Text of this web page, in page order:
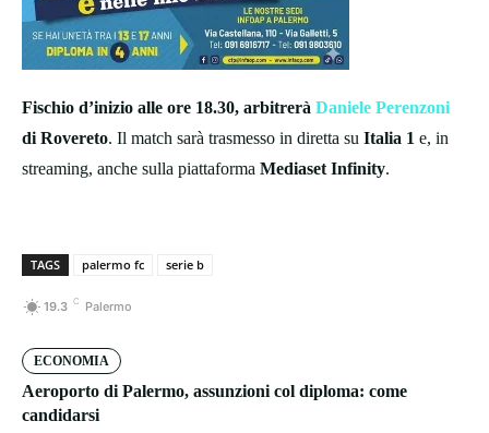
Fischio d’inizio alle ore 18.30, arbitrerà Daniele Perenzoni
di Rovereto. Il match sarà trasmesso in diretta su Italia 1 e, in
streaming, anche sulla piattaforma Mediaset Infinity.
TAGS palermo fc serie b
19.3 C Palermo
ECONOMIA
Aeroporto di Palermo, assunzioni col diploma: come
candidarsi